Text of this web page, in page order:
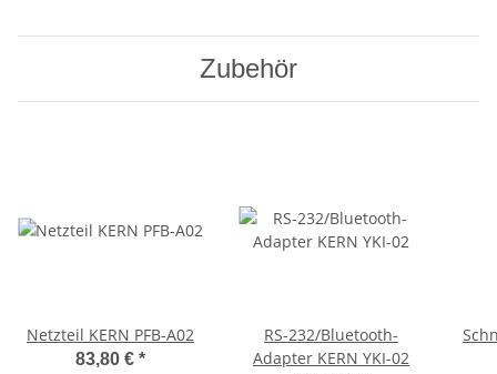
Zubehör
Netzteil KERN PFB-A02
83,80 € *
RS-232/Bluetooth-
Adapter KERN YKI-02